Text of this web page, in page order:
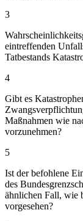
3
eintreffenden
Tatbestands
4
Gibt es
Maßnahmen wie
vorzunehmen?
5
Ist der befohlene
des
ähnlichen Fall, wie
vorgesehen?